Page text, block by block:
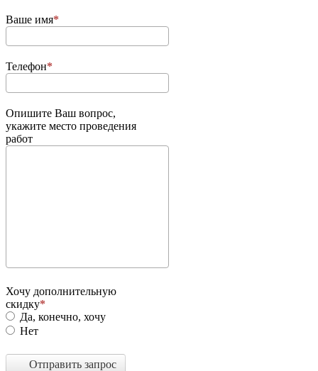
Ваше имя
Телефон
Опишите Ваш вопрос,
укажите место проведения
работ
Хочу дополнительную
скидку
Да, конечно, хочу
Нет
Отправить запрос